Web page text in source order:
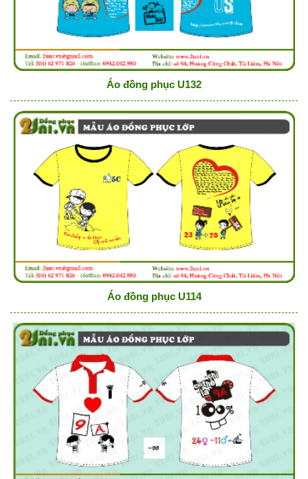
Áo đồng phục U132
Áo đồng phục U114